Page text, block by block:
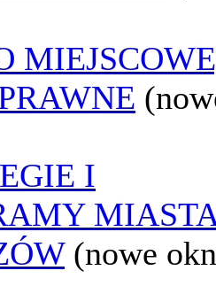
I
(nowe